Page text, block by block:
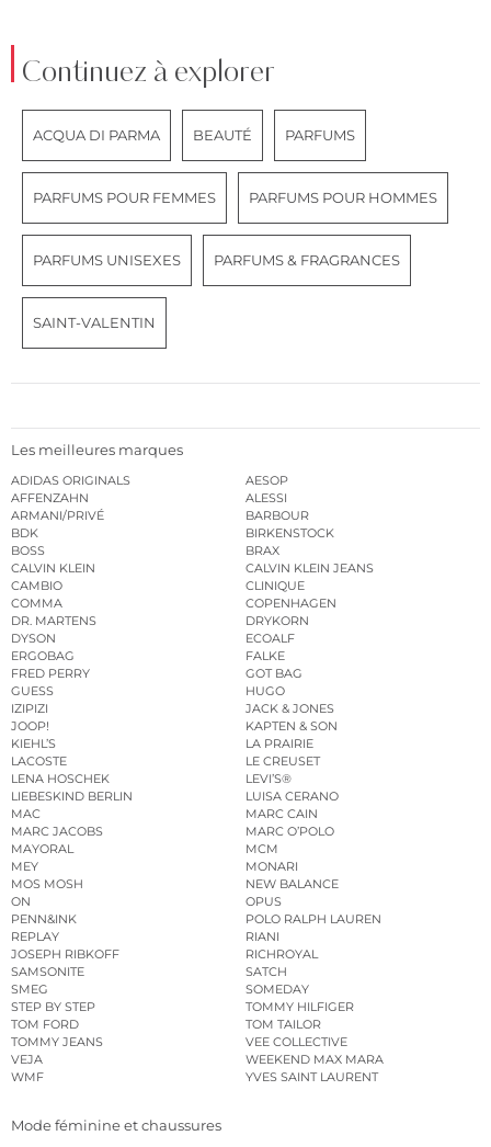
Continuez à explorer
ACQUA DI PARMA BEAUTÉ PARFUMS
PARFUMS POUR FEMMES PARFUMS POUR HOMMES
PARFUMS UNISEXES PARFUMS & FRAGRANCES
SAINT-VALENTIN
Les meilleures marques
ADIDAS ORIGINALS
AESOP
AFFENZAHN
ALESSI
ARMANI/PRIVÉ
BARBOUR
BDK
BIRKENSTOCK
BOSS
BRAX
CALVIN KLEIN
CALVIN KLEIN JEANS
CAMBIO
CLINIQUE
COMMA
COPENHAGEN
DR. MARTENS
DRYKORN
DYSON
ECOALF
ERGOBAG
FALKE
FRED PERRY
GOT BAG
GUESS
HUGO
IZIPIZI
JACK & JONES
JOOP!
KAPTEN & SON
KIEHL’S
LA PRAIRIE
LACOSTE
LE CREUSET
LENA HOSCHEK
LEVI’S®
LIEBESKIND BERLIN
LUISA CERANO
MAC
MARC CAIN
MARC JACOBS
MARC O’POLO
MAYORAL
MCM
MEY
MONARI
MOS MOSH
NEW BALANCE
ON
OPUS
PENN&INK
POLO RALPH LAUREN
REPLAY
RIANI
JOSEPH RIBKOFF
RICHROYAL
SAMSONITE
SATCH
SMEG
SOMEDAY
STEP BY STEP
TOMMY HILFIGER
TOM FORD
TOM TAILOR
TOMMY JEANS
VEE COLLECTIVE
VEJA
WEEKEND MAX MARA
WMF
YVES SAINT LAURENT
Mode féminine et chaussures